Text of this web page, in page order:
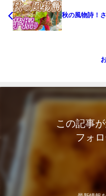
秋の風物詩！
この記事
フォ